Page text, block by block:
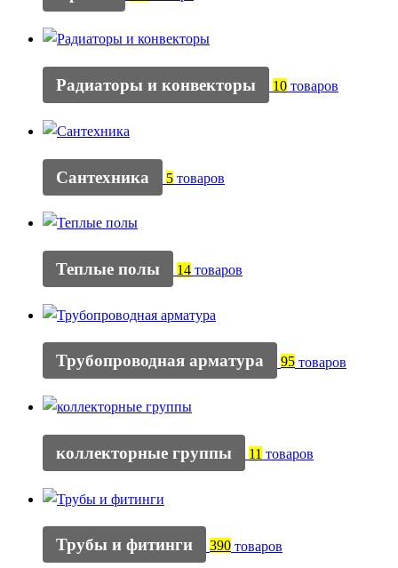
Радиаторы и конвекторы 10 товаров
Сантехника 5 товаров
Теплые полы 14 товаров
Трубопроводная арматура 95 товаров
коллекторные группы 11 товаров
Трубы и фитинги 390 товаров